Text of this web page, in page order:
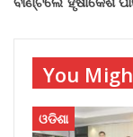
You
ଓଡିଶା